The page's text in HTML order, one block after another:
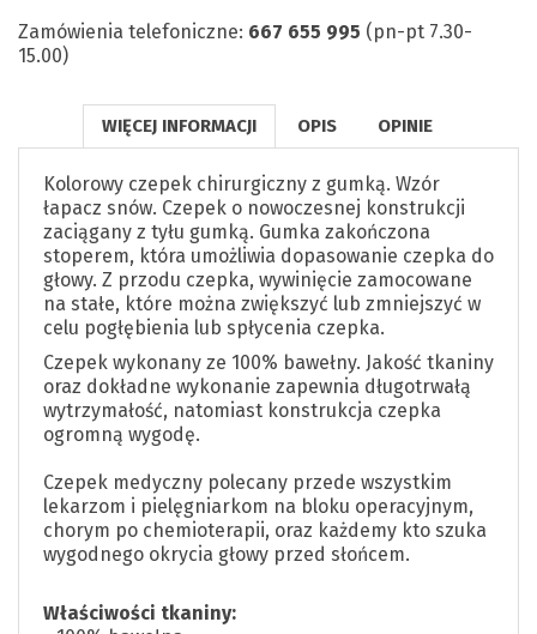
Zamówienia telefoniczne: 667 655 995 (pn-pt 7.30-
15.00)
WIĘCEJ INFORMACJI OPIS OPINIE
Kolorowy czepek chirurgiczny z gumką. Wzór
łapacz snów. Czepek o nowoczesnej konstrukcji
zaciągany z tyłu gumką. Gumka zakończona
stoperem, która umożliwia dopasowanie czepka do
głowy. Z przodu czepka, wywinięcie zamocowane
na stałe, które można zwiększyć lub zmniejszyć w
celu pogłębienia lub spłycenia czepka.
Czepek wykonany ze 100% bawełny. Jakość tkaniny
oraz dokładne wykonanie zapewnia długotrwałą
wytrzymałość, natomiast konstrukcja czepka
ogromną wygodę.
Czepek medyczny polecany przede wszystkim
lekarzom i pielęgniarkom na bloku operacyjnym,
chorym po chemioterapii, oraz każdemy kto szuka
wygodnego okrycia głowy przed słońcem.
Właściwości tkaniny: